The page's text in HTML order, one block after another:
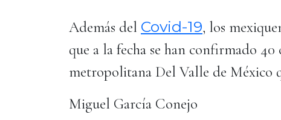
Además del Covid-19, los
que a la fecha se han confirmado 40
metropolitana Del Valle de México
Miguel García Conejo